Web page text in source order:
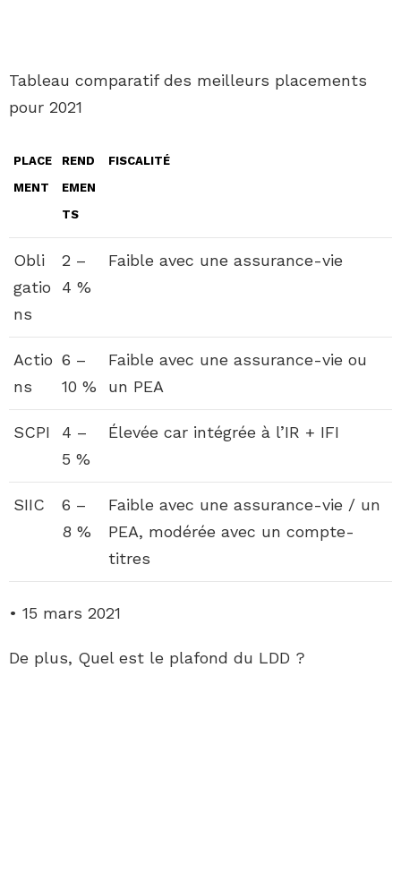
Tableau comparatif des meilleurs placements
pour 2021
PLACE
MENT
REND
EMEN
TS
FISCALITÉ
Obli
gatio
ns
2 –
4 %
Faible avec une assurance-vie
Actio
ns
6 –
10 %
Faible avec une assurance-vie ou
un PEA
SCPI
4 –
5 %
Élevée car intégrée à l’IR + IFI
SIIC
6 –
8 %
Faible avec une assurance-vie / un
PEA, modérée avec un compte-
titres
• 15 mars 2021
De plus, Quel est le plafond du LDD ?